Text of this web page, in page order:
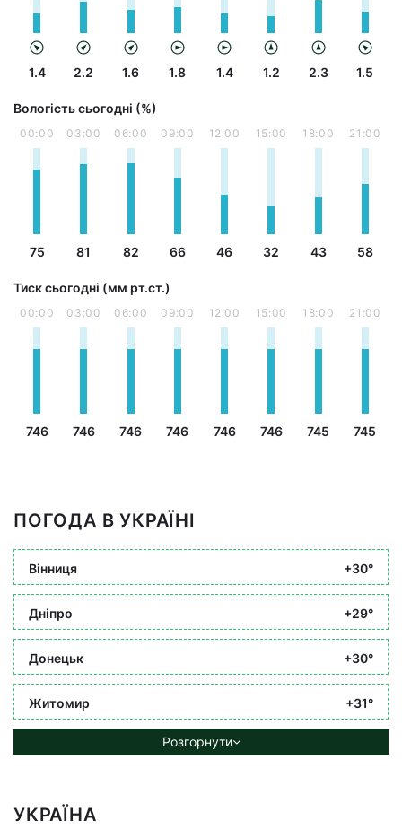
1.4 2.2 1.6 1.8 1.4 1.2 2.3 1.5
Вологість сьогодні (%)
00:00
75
03:00
81
06:00
82
09:00
66
12:00
46
15:00
32
18:00
43
21:00
58
Тиск сьогодні (мм рт.ст.)
00:00
746
03:00
746
06:00
746
09:00
746
12:00
746
15:00
746
18:00
745
21:00
745
ПОГОДА В УКРАЇНІ
Вінниця +30°
Дніпро +29°
Донецьк +30°
Житомир +31°
Розгорнути
УКРАЇНА